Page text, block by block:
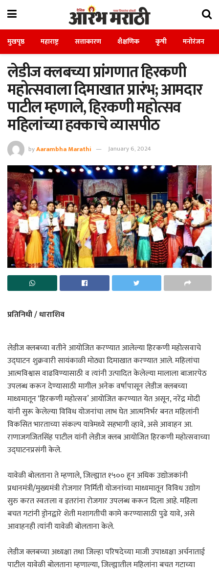
मुखपृष्ठ महाराष्ट्र सत्ताकारण शैक्षणिक कृषी मनोरंजन
लेडीज क्लबच्या प्रांगणात हिरकणी
महोत्सवाला दिमाखात प्रारंभ; आमदार
पाटील म्हणाले, हिरकणी महोत्सव
महिलांच्या हक्काचे व्यासपीठ
byAarambha Marathi January 6, 2024
प्रतिनिधी / धाराशिव
लेडीज क्लबच्या वतीने आयोजित करण्यात आलेल्या हिरकणी महोत्सवाचे
उद्घाटन शुक्रवारी सायंकाळी मोठ्या दिमाखात करण्यात आले. महिलांचा
आत्मविश्वास वाढविण्यासाठी व त्यांनी उत्पादित केलेल्या मालाला बाजारपेठ
उपलब्ध करून देण्यासाठी मागील अनेक वर्षापासून लेडीज क्लबच्या
माध्यमातून ‘हिरकणी महोत्सव’ आयोजित करण्यात येत असून, नरेंद्र मोदी
यांनी सुरू केलेल्या विविध योजनांचा लाभ घेत आत्मनिर्भर बनत महिलांनी
विकसित भारताच्या संकल्प यात्रेमध्ये सहभागी व्हावे, असे आवाहन आ.
राणाजगजितसिंह पाटील यांनी लेडीज क्लब आयोजित हिरकणी महोत्सवाच्या
उद्घाटनप्रसंगी केले.
यावेळी बोलताना ते म्हणाले, जिल्ह्यात १५०० हून अधिक उद्योजकांनी
प्रधानमंत्री/मुख्यमंत्री रोजगार निर्मिती योजनांच्या माध्यमातून विविध उद्योग
सुरु करत स्वतःला व इतरांना रोजगार उपलब्ध करून दिला आहे. महिला
बचत गटांनी ड्रोनद्वारे शेती मशागतीची कामे करण्यासाठी पुढे यावे, असे
आवाहनही त्यांनी यावेळी बोलताना केले.
लेडीज क्लबच्या अध्यक्षा तथा जिल्हा परिषदेच्या माजी उपाध्यक्षा अर्चनाताई
पाटील यावेळी बोलताना म्हणाल्या, जिल्ह्यातील महिलांना बचत गटाच्या